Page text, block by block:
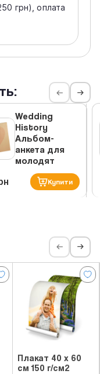
грн), оплата
Wedding
History
Альбом-
анкета для
молодят
Купити
Плакат 40 х 60
см 150 г/см2